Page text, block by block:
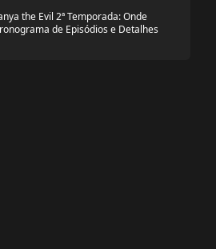
the Evil 2ª Temporada: Onde
de Episódios e Detalhes